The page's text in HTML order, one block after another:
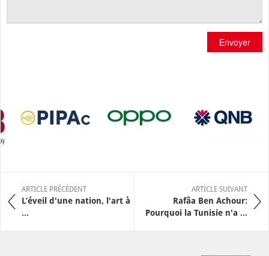
Envoyer
ARTICLE PRÉCÉDENT
L’éveil d'une nation, l'art à
...
ARTICLE SUIVANT
Rafâa Ben Achour:
Pourquoi la Tunisie n'a ...